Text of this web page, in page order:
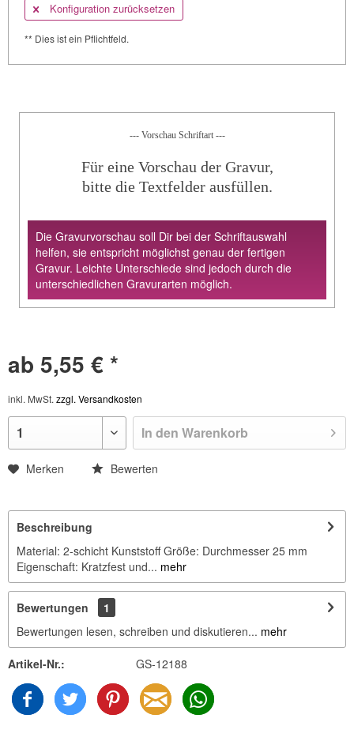
Konfiguration zurücksetzen
** Dies ist ein Pflichtfeld.
--- Vorschau Schriftart ---
Für eine Vorschau der Gravur,
bitte die Textfelder ausfüllen.
Die Gravurvorschau soll Dir bei der Schriftauswahl
helfen, sie entspricht möglichst genau der fertigen
Gravur. Leichte Unterschiede sind jedoch durch die
unterschiedlichen Gravurarten möglich.
ab 5,55 € *
inkl. MwSt.zzgl. Versandkosten
In den Warenkorb
Merken Bewerten
Beschreibung
Material: 2-schicht Kunststoff Größe: Durchmesser 25 mm
Eigenschaft: Kratzfest und... mehr
Bewertungen
1
Bewertungen lesen, schreiben und diskutieren... mehr
Artikel-Nr.: GS-12188